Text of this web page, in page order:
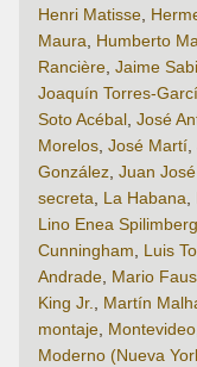
Henri Matisse,
Maura, Humberto
Rancière, Jaime
Joaquín Torres-
Soto Acébal, José
Morelos, José Martí,
González, Juan
secreta, La Habana,
Lino Enea
Cunningham, Luis
Andrade, Mario
King Jr., Martín
montaje, Montevideo
Moderno (Nueva